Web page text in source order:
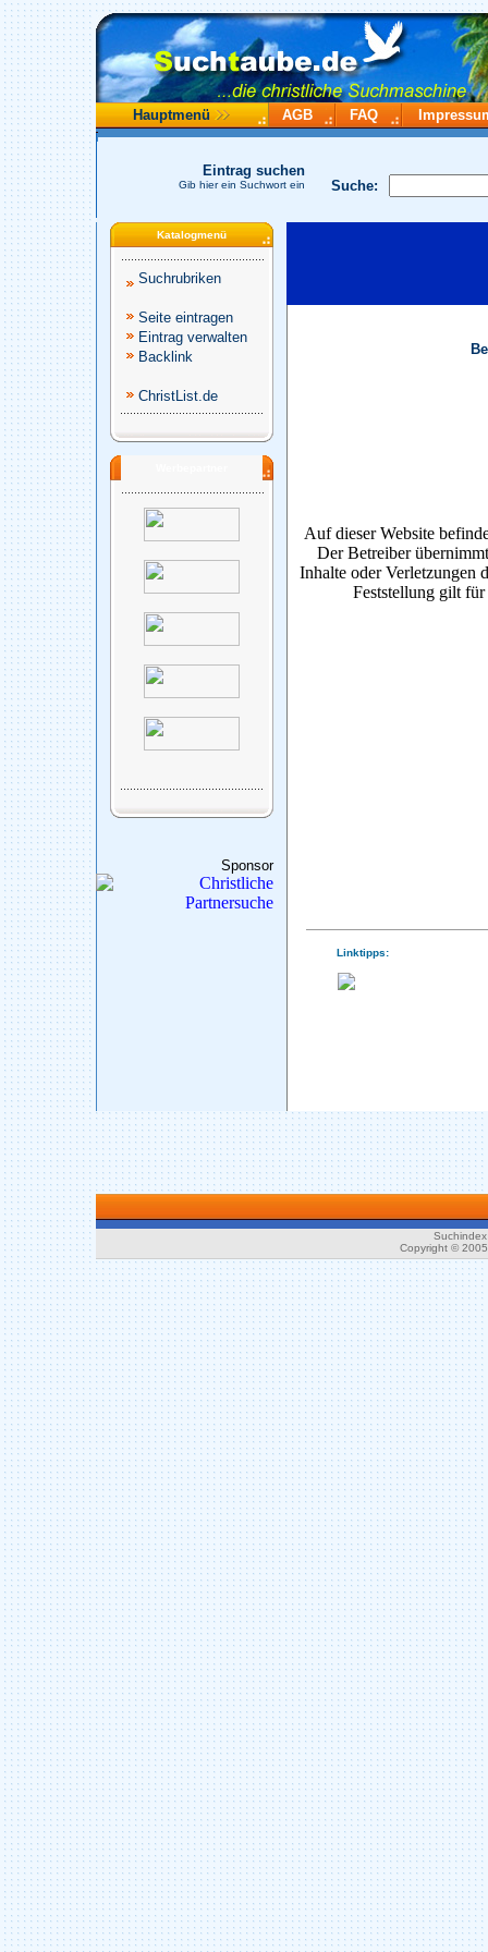
Hauptmenü AGB FAQ
Suche:
Eintrag suchen
Gib hier ein Suchwort ein
Katalogmenü
Suchrubriken
Seite eintragen
Eintrag verwalten
Backlink
ChristList.de
Sponsor
Auf dieser Website
Der Betreiber
Inhalte oder Verletzungen
Feststellung gilt für
Linktipps:
Copyright ©